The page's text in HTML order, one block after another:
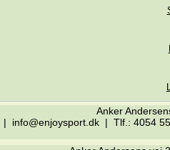
Anker
| info@enjoysport.dk | Tlf.: 4054